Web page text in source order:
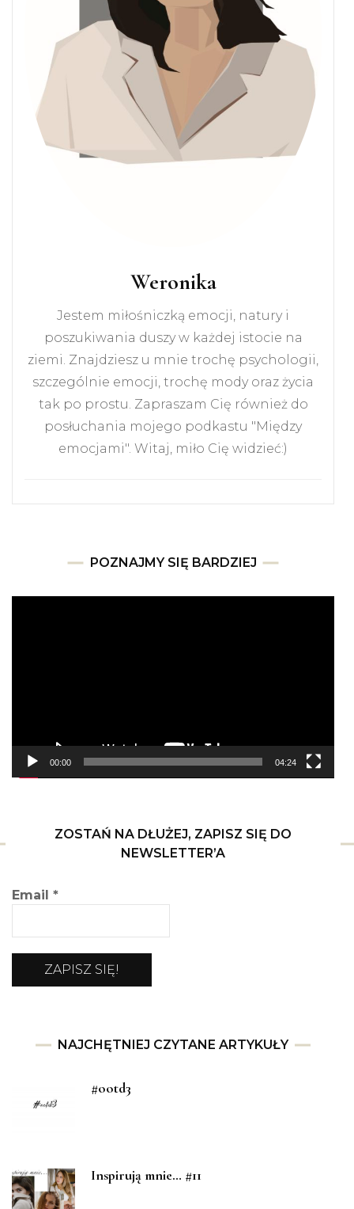
Weronika
Jestem miłośniczką emocji, natury i
poszukiwania duszy w każdej istocie na
ziemi. Znajdziesz u mnie trochę psychologii,
szczególnie emocji, trochę mody oraz życia
tak po prostu. Zapraszam Cię również do
posłuchania mojego podkastu "Między
emocjami". Witaj, miło Cię widzieć:)
POZNAJMY SIĘ BARDZIEJ
00:00 04:24
ZOSTAŃ NA DŁUŻEJ, ZAPISZ SIĘ DO
NEWSLETTER’A
Email *
NAJCHĘTNIEJ CZYTANE ARTYKUŁY
#ootd3
Inspirują mnie… #11